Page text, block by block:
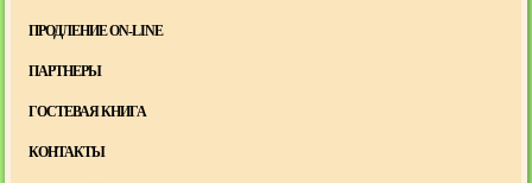
ПРОДЛЕНИЕ ON-LINE
ПАРТНЕРЫ
ГОСТЕВАЯ КНИГА
КОНТАКТЫ